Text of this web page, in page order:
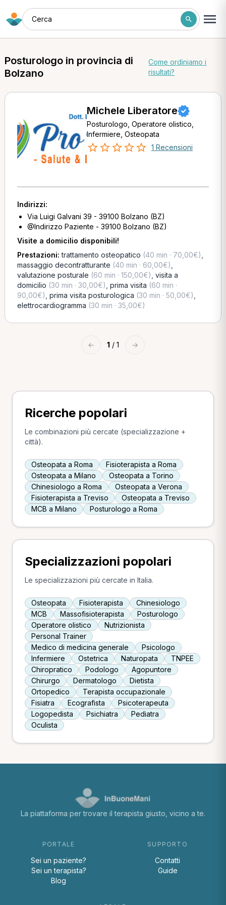
Cerca
Posturologo in provincia di
Bolzano
Come ordiniamo i
risultati?
Michele Liberatore
Posturologo, Operatore olistico,
Infermiere, Osteopata
1 Recensioni
Indirizzi:
Via Luigi Galvani 39 - 39100 Bolzano (BZ)
@Indirizzo Paziente - 39100 Bolzano (BZ)
Visite a domicilio disponibili!
Prestazioni:trattamento osteopatico (40 min · 70,00€)
massaggio decontratturante (40 min · 60,00€)
valutazione posturale (60 min · 150,00€) visita a
domicilio (30 min · 30,00€) prima visita (60 min ·
90,00€) prima visita posturologica (30 min · 50,00€)
elettrocardiogramma (30 min · 35,00€)
← 1 / 1 →
Ricerche popolari
Le combinazioni più cercate (specializzazione +
città).
Osteopata a Roma
Fisioterapista a Roma
Osteopata a Milano
Osteopata a Torino
Chinesiologo a Roma
Osteopata a Verona
Fisioterapista a Treviso
Osteopata a Treviso
MCB a Milano
Posturologo a Roma
Specializzazioni popolari
Le specializzazioni più cercate in Italia.
Osteopata Fisioterapista
Chinesiologo
MCB
Massofisioterapista
Posturologo
Operatore olistico
Nutrizionista
Personal Trainer
Medico di medicina generale
Psicologo
Infermiere
Ostetrica Naturopata
TNPEE
Chiropratico
Podologo
Agopuntore
Chirurgo
Dermatologo
Dietista
Ortopedico
Terapista occupazionale
Fisiatra
Ecografista
Psicoterapeuta
Logopedista
Psichiatra
Pediatra
Oculista
La piattaforma per trovare il terapista giusto, vicino a te.
PORTALE
Sei un paziente?
Sei un terapista?
Blog
SUPPORTO
Contatti
Guide